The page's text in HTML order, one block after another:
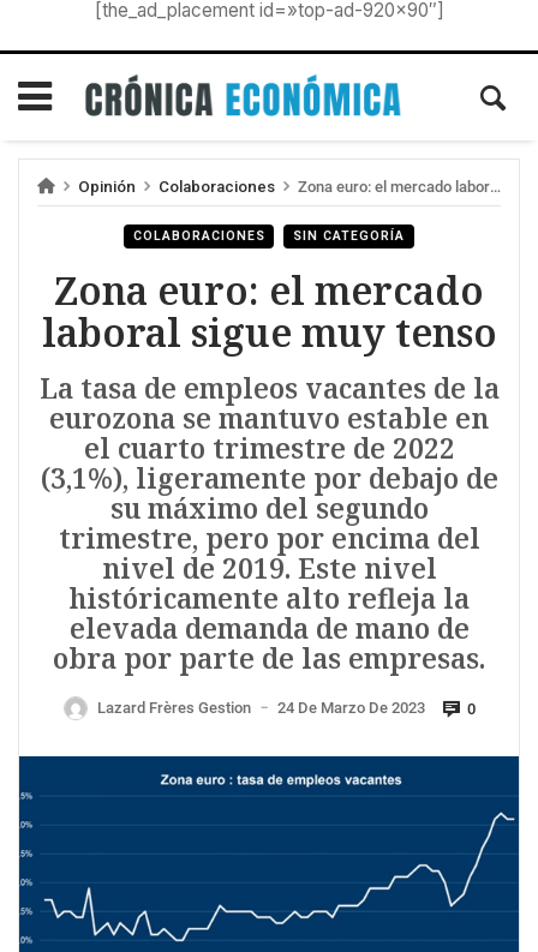
[the_ad_placement id=»top-ad-920×90″]
Opinión Colaboraciones Zona euro: el mercado laboral sigue muy tenso
COLABORACIONES SIN CATEGORÍA
Zona euro: el mercado
laboral sigue muy tenso
La tasa de empleos vacantes de la
eurozona se mantuvo estable en
el cuarto trimestre de 2022
(3,1%), ligeramente por debajo de
su máximo del segundo
trimestre, pero por encima del
nivel de 2019. Este nivel
históricamente alto refleja la
elevada demanda de mano de
obra por parte de las empresas.
Lazard Frères Gestion — 24 De Marzo De 2023 0